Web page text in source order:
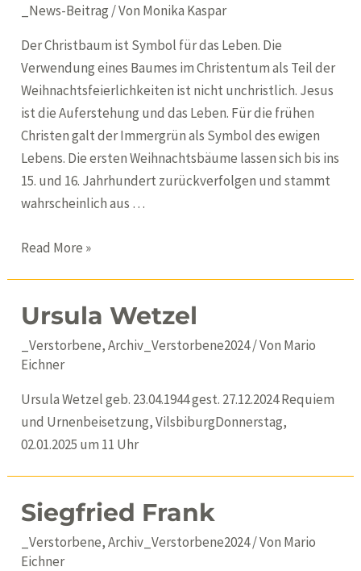
_News-Beitrag / Von Monika Kaspar
Der Christbaum ist Symbol für das Leben. Die
Verwendung eines Baumes im Christentum als Teil der
Weihnachtsfeierlichkeiten ist nicht unchristlich. Jesus
ist die Auferstehung und das Leben. Für die frühen
Christen galt der Immergrün als Symbol des ewigen
Lebens. Die ersten Weihnachtsbäume lassen sich bis ins
15. und 16. Jahrhundert zurückverfolgen und stammt
wahrscheinlich aus …
Christbaum-
Vilsbiburger
Pfarrhaus
Read More »
Ursula Wetzel
_Verstorbene,Archiv_Verstorbene2024/ Von Mario
Eichner
Ursula Wetzel geb. 23.04.1944 gest. 27.12.2024 Requiem
und Urnenbeisetzung, VilsbiburgDonnerstag,
02.01.2025 um 11 Uhr
Siegfried Frank
_Verstorbene,Archiv_Verstorbene2024/ Von Mario
Eichner